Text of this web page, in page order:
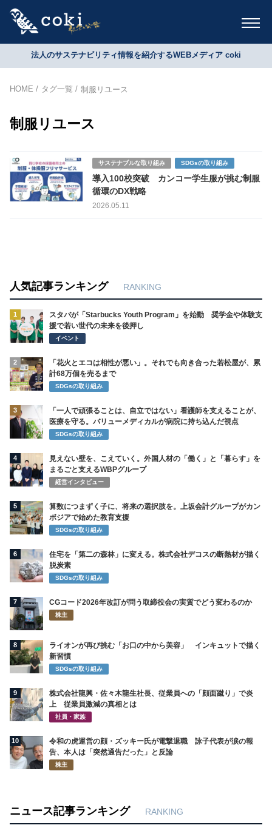
法人のサステナビリティ情報を紹介するWEBメディア coki
HOME タグ一覧 制服リユース
制服リユース
サステナブルな取り組み SDGsの取り組み
導入100校突破 カンコー学生服が挑む制服
循環のDX戦略
2026.05.11
人気記事ランキング RANKING
1
スタバが「Starbucks Youth Program」を始動 奨学金や体験支
援で若い世代の未来を後押し
イベント
2
「花火とエコは相性が悪い」。それでも向き合った若松屋が、累
計68万個を売るまで
SDGsの取り組み
3
「一人で頑張ることは、自立ではない」看護師を支えることが、
医療を守る。バリューメディカルが病院に持ち込んだ視点
SDGsの取り組み
4
見えない壁を、こえていく。外国人材の「働く」と「暮らす」を
まるごと支えるWBPグループ
経営インタビュー
5
算数につまずく子に、将来の選択肢を。上坂会計グループがカン
ボジアで始めた教育支援
SDGsの取り組み
6
住宅を「第二の森林」に変える。株式会社デコスの断熱材が描く
脱炭素
SDGsの取り組み
7 CGコード2026年改訂が問う取締役会の実質でどう変わるのか
株主
8
ライオンが再び挑む「お口の中から美容」 インキュットで描く
新習慣
SDGsの取り組み
9
株式会社龍興・佐々木龍生社長、従業員への「顔面蹴り」で炎
上 従業員激減の真相とは
社員・家族
10
令和の虎運営の顔・ズッキー氏が電撃退職 詠子代表が涙の報
告、本人は「突然通告だった」と反論
株主
ニュース記事ランキング RANKING